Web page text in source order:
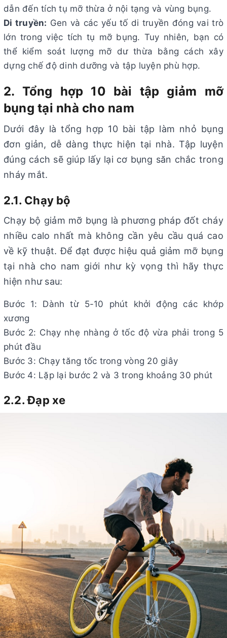
dẫn đến tích tụ mỡ thừa ở nội tạng và vùng bụng.
Di truyền: Gen và các yếu tố di truyền đóng vai trò
lớn trong việc tích tụ mỡ bụng. Tuy nhiên, bạn có
thể kiểm soát lượng mỡ dư thừa bằng cách xây
dựng chế độ dinh dưỡng và tập luyện phù hợp.
2. Tổng hợp 10 bài tập giảm mỡ
bụng tại nhà cho nam
Dưới đây là tổng hợp 10 bài tập làm nhỏ bụng
đơn giản, dễ dàng thực hiện tại nhà. Tập luyện
đúng cách sẽ giúp lấy lại cơ bụng săn chắc trong
nháy mắt.
2.1. Chạy bộ
Chạy bộ giảm mỡ bụng là phương pháp đốt cháy
nhiều calo nhất mà không cần yêu cầu quá cao
về kỹ thuật. Để đạt được hiệu quả giảm mỡ bụng
tại nhà cho nam giới như kỳ vọng thì hãy thực
hiện như sau:
Bước 1: Dành từ 5-10 phút khởi động các khớp
xương
Bước 2: Chạy nhẹ nhàng ở tốc độ vừa phải trong 5
phút đầu
Bước 3: Chạy tăng tốc trong vòng 20 giây
Bước 4: Lặp lại bước 2 và 3 trong khoảng 30 phút
2.2. Đạp xe